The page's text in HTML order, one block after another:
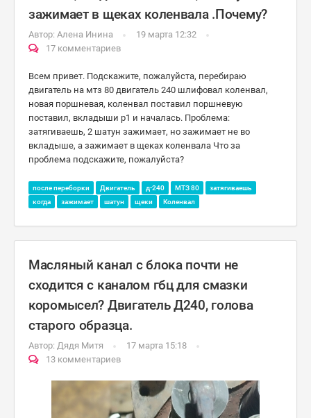
зажимает в щеках коленвала .Почему?
Автор: Алена Инина
19 марта 12:32
17 комментариев
Всем привет. Подскажите, пожалуйста, перебираю
двигатель на мтз 80 двигатель 240 шлифовал коленвал,
новая поршневая, коленвал поставил поршневую
поставил, вкладыши р1 и началась. Проблема:
затягиваешь, 2 шатун зажимает, но зажимает не во
вкладыше, а зажимает в щеках коленвала Что за
проблема подскажите, пожалуйста?
после переборки Двигатель д-240 МТЗ 80
затягиваешь
когда
зажимает шатун щеки Коленвал
Масляный канал с блока почти не
сходится с каналом гбц для смазки
коромысел? Двигатель Д240, голова
старого образца.
Автор: Дядя Митя
17 марта 15:18
13 комментариев